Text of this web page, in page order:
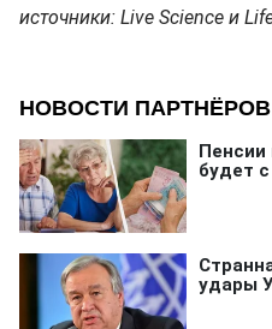
источники: Live Science и